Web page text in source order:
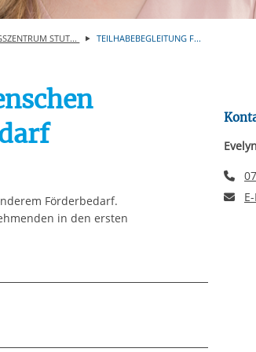
Cookies, die erforderlich zur
von einer Einwilligung.
Automatische
STUT... TEILHABEBEGLEITUNG F...
Förderbedarf.
in den ersten